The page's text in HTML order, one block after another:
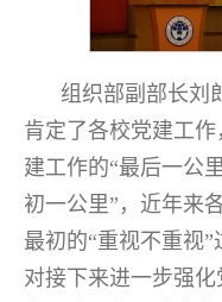
组织部副部长刘
肯定了各校党建工
建工作的“最后一公
初一公里”，近年来
最初的“重视不重视”
对接下来进一步强